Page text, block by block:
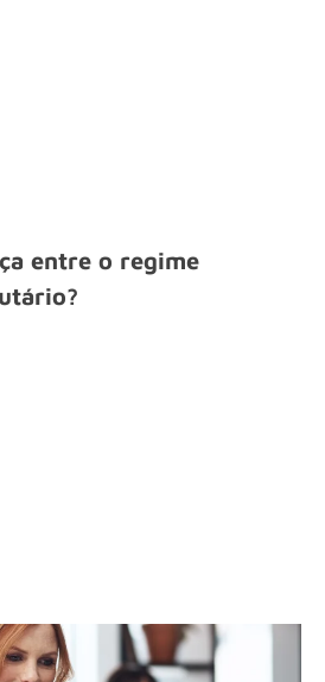
entre o regime